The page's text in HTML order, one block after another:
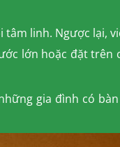
linh. Ngược lại,
lớn hoặc đặt trên
gia đình có